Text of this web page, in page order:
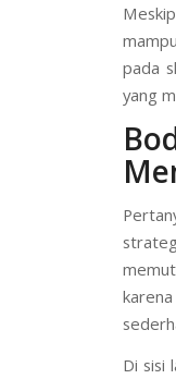
pada
yang
Di sisi